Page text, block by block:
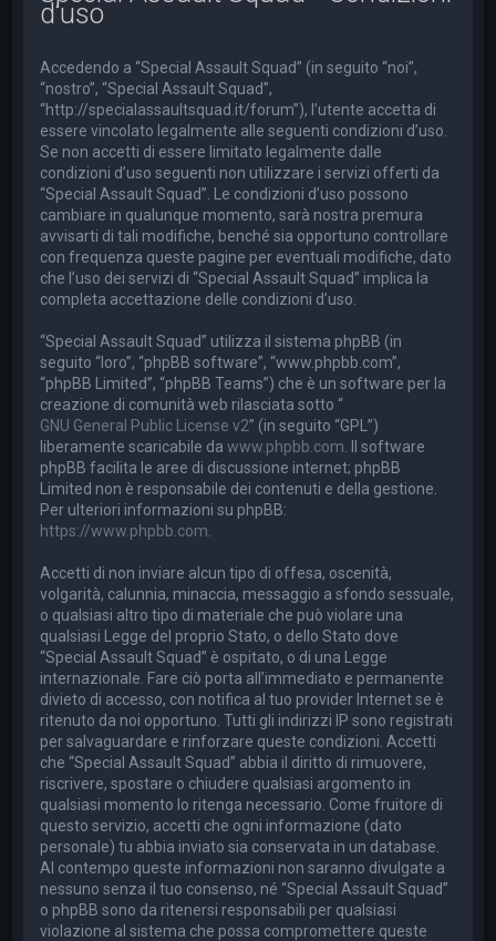
d’uso
Accedendo a “Special Assault Squad” (in seguito “noi”,
“nostro”, “Special Assault Squad”,
“http://specialassaultsquad.it/forum”), l’utente accetta di
essere vincolato legalmente alle seguenti condizioni d’uso.
Se non accetti di essere limitato legalmente dalle
condizioni d’uso seguenti non utilizzare i servizi offerti da
“Special Assault Squad”. Le condizioni d’uso possono
cambiare in qualunque momento, sarà nostra premura
avvisarti di tali modifiche, benché sia opportuno controllare
con frequenza queste pagine per eventuali modifiche, dato
che l’uso dei servizi di “Special Assault Squad” implica la
completa accettazione delle condizioni d’uso.
“Special Assault Squad” utilizza il sistema phpBB (in
seguito “loro”, “phpBB software”, “www.phpbb.com”,
“phpBB Limited”, “phpBB Teams”) che è un software per la
creazione di comunità web rilasciata sotto “
GNU General Public License v2” (in seguito “GPL”)
liberamente scaricabile dawww.phpbb.com . Il software
phpBB facilita le aree di discussione internet; phpBB
Limited non è responsabile dei contenuti e della gestione.
Per ulteriori informazioni su phpBB:
https://www.phpbb.com
Accetti di non inviare alcun tipo di offesa, oscenità,
volgarità, calunnia, minaccia, messaggio a sfondo sessuale,
o qualsiasi altro tipo di materiale che può violare una
qualsiasi Legge del proprio Stato, o dello Stato dove
“Special Assault Squad” è ospitato, o di una Legge
internazionale. Fare ciò porta all’immediato e permanente
divieto di accesso, con notifica al tuo provider Internet se è
ritenuto da noi opportuno. Tutti gli indirizzi IP sono registrati
per salvaguardare e rinforzare queste condizioni. Accetti
che “Special Assault Squad” abbia il diritto di rimuovere,
riscrivere, spostare o chiudere qualsiasi argomento in
qualsiasi momento lo ritenga necessario. Come fruitore di
questo servizio, accetti che ogni informazione (dato
personale) tu abbia inviato sia conservata in un database.
Al contempo queste informazioni non saranno divulgate a
nessuno senza il tuo consenso, né “Special Assault Squad”
o phpBB sono da ritenersi responsabili per qualsiasi
violazione al sistema che possa compromettere queste